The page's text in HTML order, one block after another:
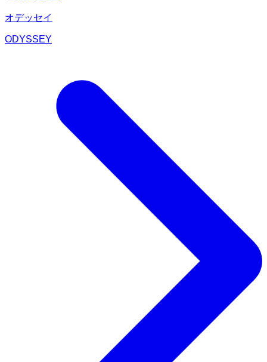
オデッセイ
ODYSSEY